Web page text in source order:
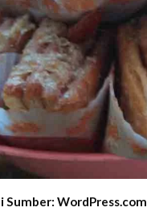
WordPress.com